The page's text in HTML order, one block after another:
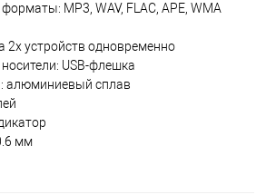
MP3, WAV, FLAC, APE, WMA
2х устройств одновременно
USB-флешка
алюминиевый сплав
мм